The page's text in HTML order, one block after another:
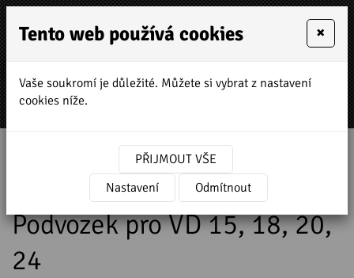
MENU
»
Prodej a servis stavebních strojů
NTC stavební technika »
Příslušenství
k vibrační technice
» Podvozek pro VD 15, 18, 20, 24
Podvozek pro VD 15, 18, 20,
24
Tento web používá cookies ×
Vaše soukromí je důležité. Můžete si vybrat z nastavení
cookies níže.
PŘIJMOUT VŠE
Nastavení
Odmítnout